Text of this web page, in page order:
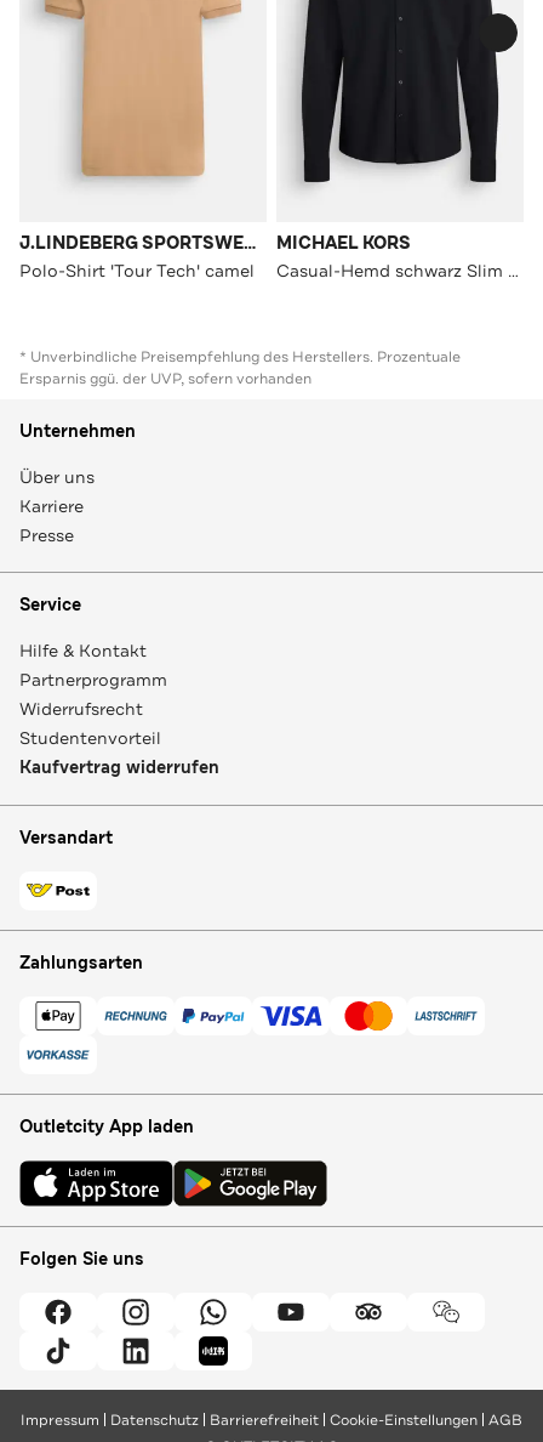
J.LINDEBERG SPORTSWEAR
Polo-Shirt 'Tour Tech' camel
MICHAEL KORS
Casual-Hemd schwarz Slim Fit
* Unverbindliche Preisempfehlung des Herstellers. Prozentuale
Ersparnis ggü. der UVP, sofern vorhanden
Unternehmen
Über uns
Karriere
Presse
Service
Hilfe & Kontakt
Partnerprogramm
Widerrufsrecht
Studentenvorteil
Kaufvertrag widerrufen
Versandart
Zahlungsarten
Outletcity App laden
Folgen Sie uns
Impressum Datenschutz Barrierefreiheit Cookie-Einstellungen AGB